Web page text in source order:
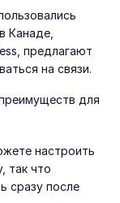
Канаде,
предлагают
на связи.
для
настроить
так что
сразу после